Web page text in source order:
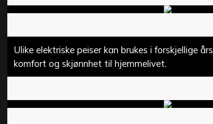
Ulike elektriske peiser kan brukes i forskjellige
komfort og skjønnhet til hjemmelivet.